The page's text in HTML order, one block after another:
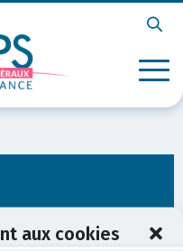
aux cookies